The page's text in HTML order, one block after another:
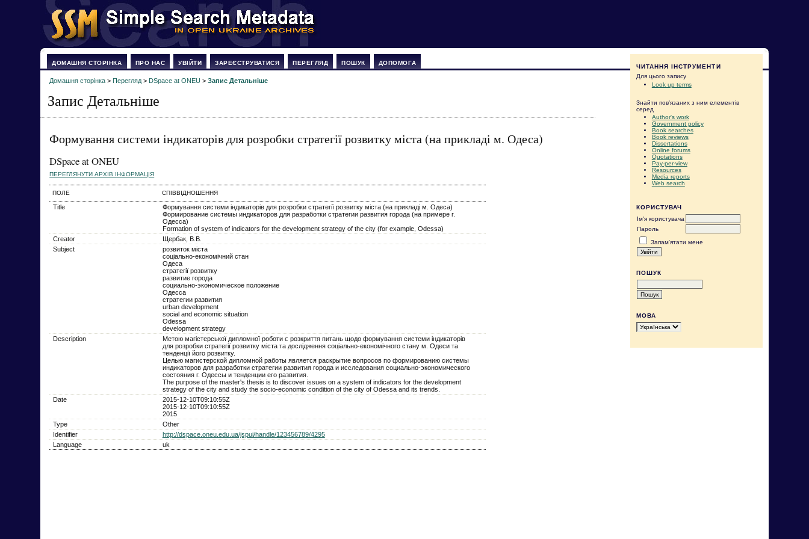
ЧИТАННЯ ІНСТРУМЕНТИ
Для цього запису
Look up terms
Знайти пов'язаних з ним елементів
серед
Author's work
Government policy
Book searches
Book reviews
Dissertations
Online forums
Quotations
Pay-per-view
Resources
Media reports
Web search
КОРИСТУВАЧ
Ім'я користувача
Пароль
Запам'ятати мене
ПОШУК
МОВА
ДОМАШНЯ СТОРІНКА ПРО НАС УВІЙТИ ЗАРЕЄСТРУВАТИСЯ ПЕРЕГЛЯД ПОШУК ДОПОМОГА
Домашня сторінка >Перегляд > DSpace at ONEU >Запис Детальніше
Запис Детальніше
Формування системи індикаторів для розробки стратегії розвитку міста (на прикладі м. Одеса)
DSpace at ONEU
ПЕРЕГЛЯНУТИ АРХІВ ІНФОРМАЦІЯ
ПОЛЕ СПІВВІДНОШЕННЯ
Title
Формування системи індикаторів для розробки стратегії розвитку міста (на прикладі м. Одеса)
Формирование системы индикаторов для разработки стратегии развития города (на примере г.
Одесса)
Formation of system of indicators for the development strategy of the city (for example, Odessa)
Creator
Щербак, В.В.
Subject
розвиток міста
соціально-економічний стан
Одеса
стратегії розвитку
развитие города
социально-экономическое положение
Одесса
стратегии развития
urban development
social and economic situation
Odessa
development strategy
Description
Метою магістерської дипломної роботи є розкриття питань щодо формування системи індикаторів
для розробки стратегії розвитку міста та дослідження соціально-економічного стану м. Одеси та
тенденції його розвитку.
Целью магистерской дипломной работы является раскрытие вопросов по формированию системы
индикаторов для разработки стратегии развития города и исследования социально-экономического
состояния г. Одессы и тенденции его развития.
The purpose of the master's thesis is to discover issues on a system of indicators for the development
strategy of the city and study the socio-economic condition of the city of Odessa and its trends.
Date
2015-12-10T09:10:55Z
2015-12-10T09:10:55Z
2015
Type
Other
Identifier
http://dspace.oneu.edu.ua/jspui/handle/123456789/4295
Language
uk